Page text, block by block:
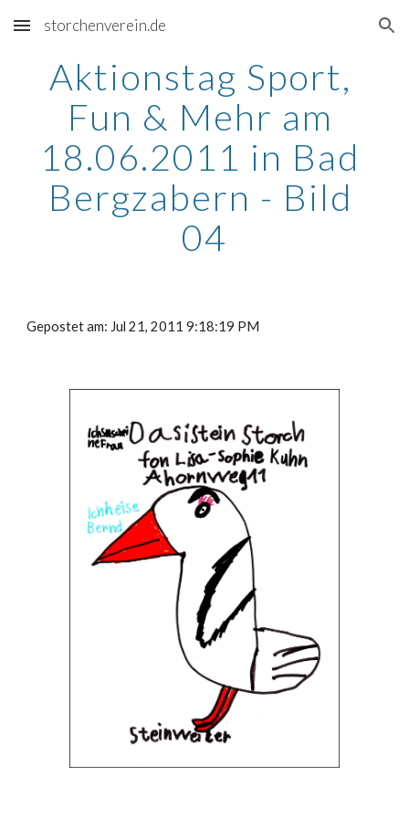
Skip to main content Skip to navigation
storchenverein.de
Aktionstag Sport,
Fun & Mehr am
18.06.2011 in Bad
Bergzabern - Bild
04
Gepostet am: Jul 21, 2011 9:18:19 PM